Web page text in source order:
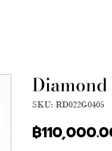
SKU: RD022G0405
฿